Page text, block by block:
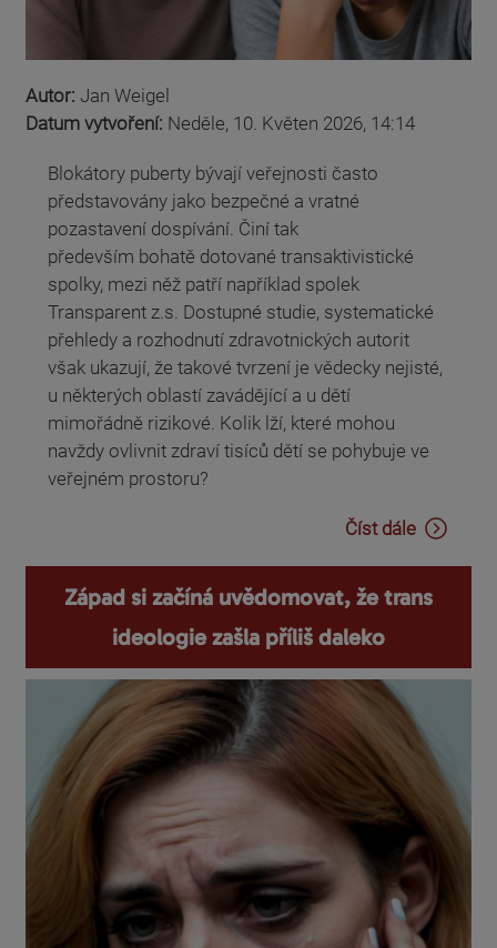
Autor: Jan Weigel
Datum vytvoření: Neděle, 10. Květen 2026, 14:14
Blokátory puberty bývají veřejnosti často
představovány jako bezpečné a vratné
pozastavení dospívání. Činí tak
především bohatě dotované transaktivistické
spolky, mezi něž patří například spolek
Transparent z.s. Dostupné studie, systematické
přehledy a rozhodnutí zdravotnických autorit
však ukazují, že takové tvrzení je vědecky nejisté,
u některých oblastí zavádějící a u dětí
mimořádně rizikové. Kolik lží, které mohou
navždy ovlivnit zdraví tisíců dětí se pohybuje ve
veřejném prostoru?
Číst dále
Západ si začíná uvědomovat, že trans
ideologie zašla příliš daleko